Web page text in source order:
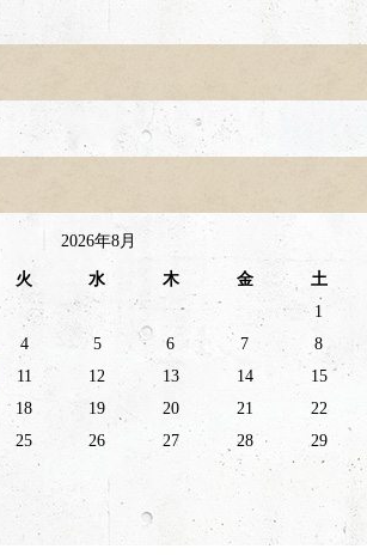
2026年8月
火 水 木 金 土
1
4 5 6 7
8
11 12 13 14
15
18 19 20 21
22
25 26 27 28
29